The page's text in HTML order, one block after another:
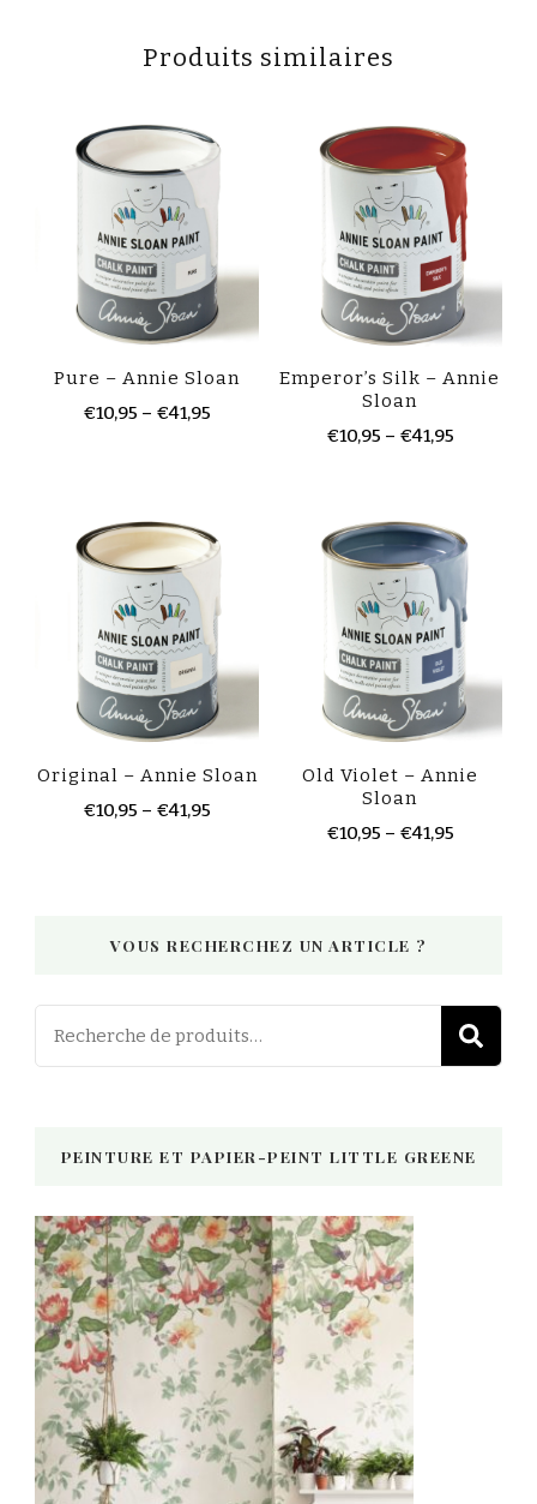
Produits similaires
Pure – Annie Sloan
€10,95 – €41,95
Emperor’s Silk – Annie
Sloan
€10,95 – €41,95
Original – Annie Sloan
€10,95 – €41,95
Old Violet – Annie
Sloan
€10,95 – €41,95
VOUS RECHERCHEZ UN ARTICLE ?
PEINTURE ET PAPIER-PEINT LITTLE GREENE